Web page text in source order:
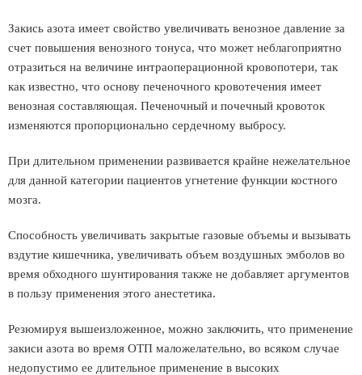
Закись азота имеет свойство увеличивать венозное давление за
счет повышения венозного тонуса, что может неблагоприятно
отразиться на величине интраоперационной кровопотери, так
как известно, что основу печеночного кровотечения имеет
венозная составляющая. Печеночный и почечный кровоток
изменяются пропорционально сердечному выбросу.
При длительном применении развивается крайне нежелательное
для данной категории пациентов угнетение функции костного
мозга.
Способность увеличивать закрытые газовые объемы и вызывать
вздутие кишечника, увеличивать объем воздушных эмболов во
время обходного шунтирования также не добавляет аргументов
в пользу применения этого анестетика.
Резюмируя вышеизложенное, можно заключить, что применение
закиси азота во время ОТП маложелательно, во всяком случае
недопустимо ее длительное применение в высоких